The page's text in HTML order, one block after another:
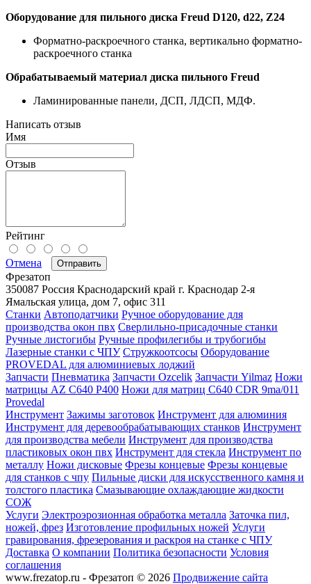
Оборудование для пильного диска Freud D120, d22, Z24
Форматно-раскроечного станка, вертикально форматно-
раскроечного станка
Обрабатываемый материал диска пильного Freud
Ламинированные панели, ДСП, ЛДСП, МДФ.
Написать отзыв
Имя
Отзыв
Рейтинг
Отмена Отправить
Фрезатоп
350087 Россия Краснодарский край г. Краснодар 2-я
Ямальская улица, дом 7, офис 311
Станки Автоподатчики Ручное оборудование для
производства окон пвх Сверлильно-присадочные станки
Ручные листогибы Ручные профилегибы и трубогибы
Лазерные станки с ЧПУ Стружкоотсосы Оборудование
PROVEDAL для алюминиевых лоджий
Запчасти Пневматика Запчасти Ozcelik Запчасти Yilmaz Ножи
матрицы AZ C640 P400 Ножи для матриц C640 CDR 9ma/011
Provedal
Инструмент Зажимы заготовок Инструмент для алюминия
Инструмент для деревообрабатывающих станков Инструмент
для производства мебели Инструмент для производства
пластиковых окон пвх Инструмент для стекла Инструмент по
металлу Ножи дисковые Фрезы концевые Фрезы концевые
для станков с чпу Пильные диски для искусственного камня и
толстого пластика Смазывающие охлаждающие жидкости
СОЖ
Услуги Электроэрозионная обработка металла Заточка пил,
ножей, фрез Изготовление профильных ножей Услуги
гравирования, фрезерования и раскроя на станке с ЧПУ
Доставка О компании Политика безопасности Условия
соглашения
www.frezatop.ru - Фрезатоп © 2026 Продвижение сайта